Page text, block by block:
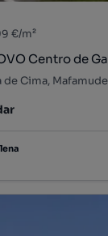
€/m²
Centro de